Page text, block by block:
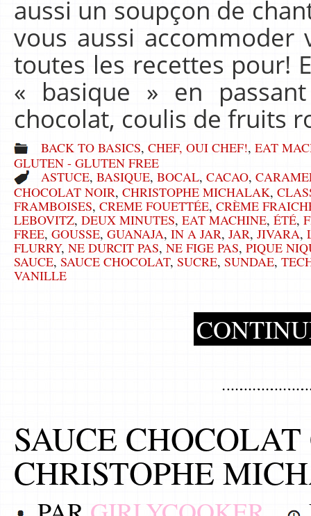
aussi un soupçon de
vous aussi accommoder
toutes les recettes pour!
« basique » en
chocolat, coulis de fruits
BACK TO BASICS, CHEF, OUI CHEF!, EAT
GLUTEN - GLUTEN FREE
ASTUCE, BASIQUE, BOCAL, CACAO,
CHOCOLAT NOIR, CHRISTOPHE MICHALAK,
FRAMBOISES, CREME FOUETTÉE, CRÈME
LEBOVITZ, DEUX MINUTES, EAT MACHINE, ÉTÉ,
FREE, GOUSSE, GUANAJA, IN A JAR, JAR, JIVARA,
FLURRY, NE DURCIT PAS, NE FIGE PAS, PIQUE
SAUCE, SAUCE CHOCOLAT, SUCRE, SUNDAE,
VANILLE
SAUCE
CHRISTOPHE